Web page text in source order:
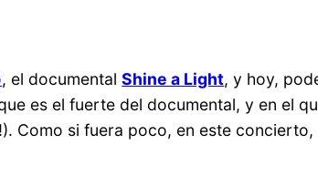
, el documentalShine a Light, y hoy,
es el fuerte del documental, y en el
Como si fuera poco, en este